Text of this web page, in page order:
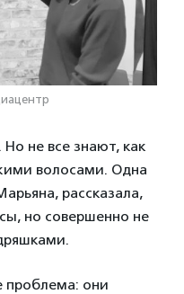
не все знают, как
волосами. Одна
рассказала,
но совершенно не
проблема: они